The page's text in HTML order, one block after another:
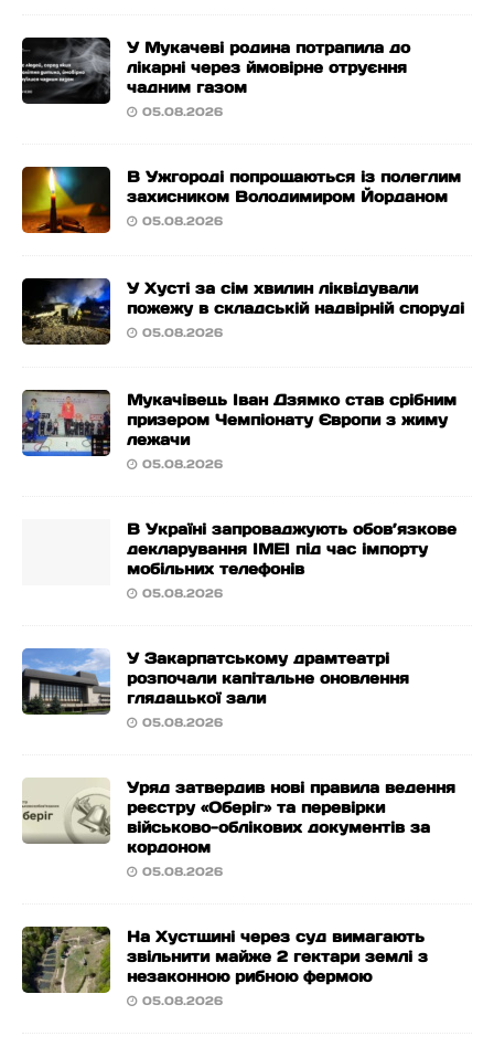
У Мукачеві родина потрапила до
лікарні через ймовірне отруєння
чадним газом
05.08.2026
В Ужгороді попрощаються із полеглим
захисником Володимиром Йорданом
05.08.2026
У Хусті за сім хвилин ліквідували
пожежу в складській надвірній споруді
05.08.2026
Мукачівець Іван Дзямко став срібним
призером Чемпіонату Європи з жиму
лежачи
05.08.2026
В Україні запроваджують обов’язкове
декларування IMEI під час імпорту
мобільних телефонів
05.08.2026
У Закарпатському драмтеатрі
розпочали капітальне оновлення
глядацької зали
05.08.2026
Уряд затвердив нові правила ведення
реєстру «Оберіг» та перевірки
військово-облікових документів за
кордоном
05.08.2026
На Хустщині через суд вимагають
звільнити майже 2 гектари землі з
незаконною рибною фермою
05.08.2026